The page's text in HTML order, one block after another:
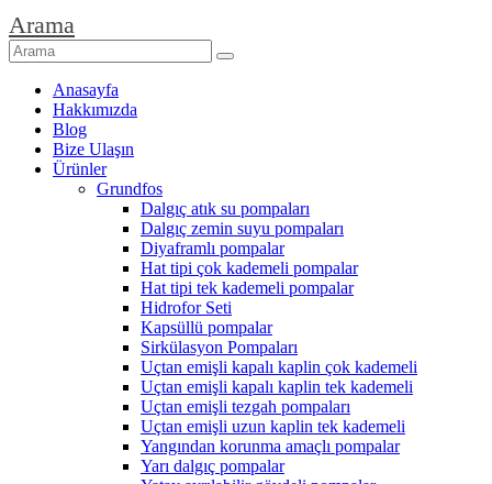
Arama
Anasayfa
Hakkımızda
Blog
Bize Ulaşın
Ürünler
Grundfos
Dalgıç atık su pompaları
Dalgıç zemin suyu pompaları
Diyaframlı pompalar
Hat tipi çok kademeli pompalar
Hat tipi tek kademeli pompalar
Hidrofor Seti
Kapsüllü pompalar
Sirkülasyon Pompaları
Uçtan emişli kapalı kaplin çok kademeli
Uçtan emişli kapalı kaplin tek kademeli
Uçtan emişli tezgah pompaları
Uçtan emişli uzun kaplin tek kademeli
Yangından korunma amaçlı pompalar
Yarı dalgıç pompalar